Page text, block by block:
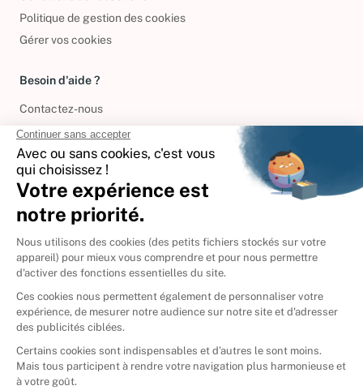
Politique de gestion des cookies
Gérer vos cookies
Besoin d'aide ?
Contactez-nous
International
🇪🇸Espagne
🇮🇹Italie
Donner vos livres